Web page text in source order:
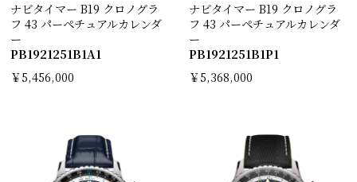
ナビタイマー B19 クロノグラ
フ 43 パーペチュアルカレンダ
ー
PB1921251B1A1
￥5,456,000
ナビタイマー B19 クロノグラ
フ 43 パーペチュアルカレンダ
ー
PB1921251B1P1
￥5,368,000